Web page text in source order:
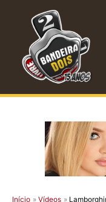
conteúdo
Início Vídeos